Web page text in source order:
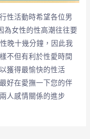
性活動時希望各位男
為女性的性高潮往往要
晚十幾分鐘，因此我
不但有利於性愛時間
獲得最愉快的性活
好在愛撫一下您的伴
人感情關係的進步